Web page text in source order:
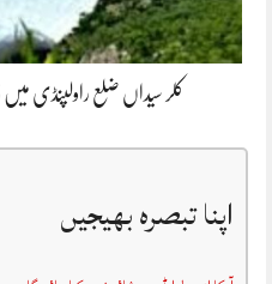
کلر سیداں ضلع راولپنڈی میں
اپنا تبصرہ بھیجیں